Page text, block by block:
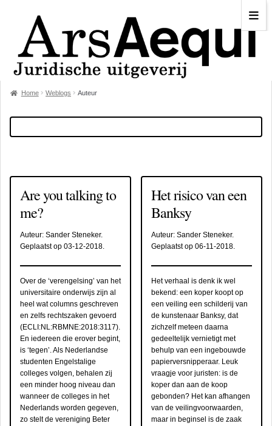
Home Weblogs Auteur
Are you talking to
me?
Auteur: Sander Steneker.
Geplaatst op 03-12-2018.
Over de ‘verengelsing’ van het
universitaire onderwijs zijn al
heel wat columns geschreven
en zelfs rechtszaken gevoerd
(ECLI:NL:RBMNE:2018:3117).
En iedereen die erover begint,
is ‘tegen’. Als Nederlandse
studenten Engelstalige
colleges volgen, behalen zij
een minder hoog niveau dan
wanneer de colleges in het
Nederlands worden gegeven,
zo stelt de vereniging Beter
Het risico van een
Banksy
Auteur: Sander Steneker.
Geplaatst op 06-11-2018.
Het verhaal is denk ik wel
bekend: een koper koopt op
een veiling een schilderij van
de kunstenaar Banksy, dat
zichzelf meteen daarna
gedeeltelijk vernietigt met
behulp van een ingebouwde
papier­versnipperaar. Leuk
vraagje voor juristen: is de
koper dan aan de koop
gebonden? Het kan afhangen
van de veilingvoorwaarden,
maar in beginsel is de zaak